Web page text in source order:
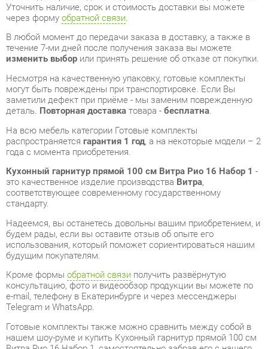
Несмотря на качественную упаковку, готовые комплекты
могут быть повреждены при транспортировке. Если Вы
заметили дефект при приёме - мы заменим поврежденную
деталь.Повторная доставкатовара -бесплатна.
На всю мебель категории Готовые комплекты
распространяется
гарантия 1 год
, а на некоторые модели – 2
года с момента приобретения.
Кухонный гарнитур прямой 100 см Витра Рио 16 Набор 1
это качественное изделие производстваВитра,
соответствующее современному государственному
стандарту.
Надеемся, вы останетесь довольны вашим приобретением, и
будем рады, если вы оставите отзыв об опыте его
использования, который поможет сориентироваться нашим
будущим покупателям.
Кроме формыобратной связиполучить развёрнутую
консультацию, фото и видеообзор продукции вы можете по
Telegram и WhatsApp.
Готовые комплекты также можно сравнить между собой в
нашем шоу-руме и купить Кухонный гарнитур прямой 100 см
центрального склада в г. Екатеринбург. Полный список
адресов и магазинов смотрите на страницеконтактов.
Ширина, мм
1000